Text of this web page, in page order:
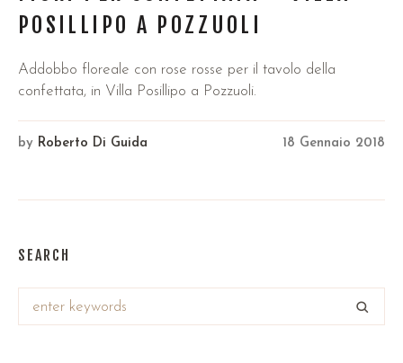
POSILLIPO A POZZUOLI
Addobbo floreale con rose rosse per il tavolo della
confettata, in Villa Posillipo a Pozzuoli.
18 Gennaio 2018
by Roberto Di Guida
SEARCH